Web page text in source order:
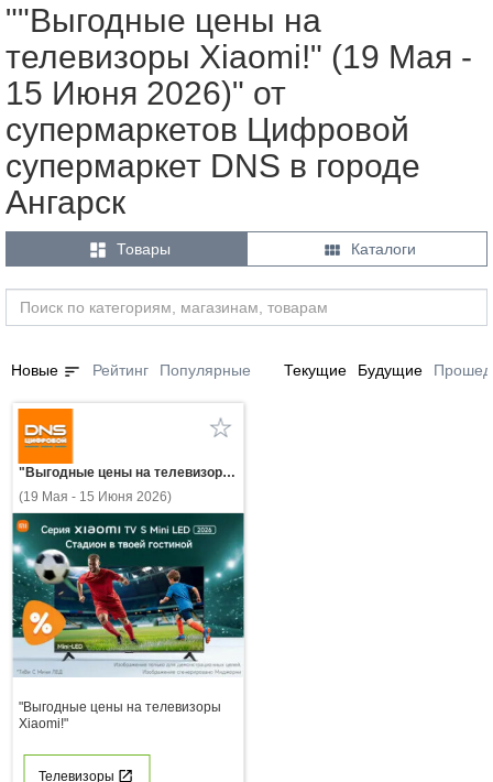
""Выгодные цены на
телевизоры Xiaomi!" (19 Мая -
15 Июня 2026)" от
супермаркетов Цифровой
супермаркет DNS в городе
Ангарск
 Товары  Каталоги
Новые sort Рейтинг Популярные Текущие Будущие
"Выгодные цены на телевизоры Xiaomi!"
(19 Мая - 15 Июня 2026)
"Выгодные цены на телевизоры
Xiaomi!"
Телевизоры